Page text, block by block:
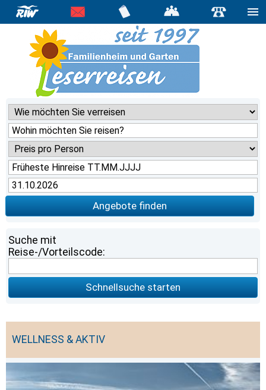
Angebote finden
Suche mit
Reise-/Vorteilscode:
Schnellsuche starten
WELLNESS & AKTIV